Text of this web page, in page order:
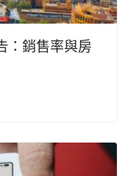
：銷售率與房